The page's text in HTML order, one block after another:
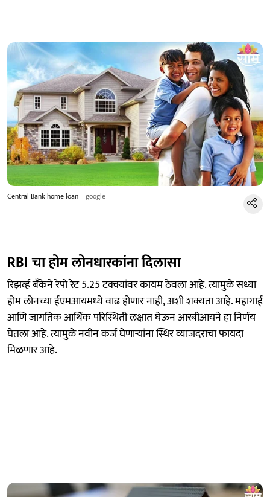
Central Bank home loan google
RBI चा होम लोनधारकांना दिलासा
रिझर्व्ह बँकेने रेपो रेट 5.25 टक्क्यांवर कायम ठेवला आहे. त्यामुळे सध्या
होम लोनच्या ईएमआयमध्ये वाढ होणार नाही, अशी शक्यता आहे. महागाई
आणि जागतिक आर्थिक परिस्थिती लक्षात घेऊन आरबीआयने हा निर्णय
घेतला आहे. त्यामुळे नवीन कर्ज घेणाऱ्यांना स्थिर व्याजदराचा फायदा
मिळणार आहे.